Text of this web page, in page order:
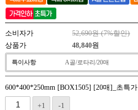
소비자가 52,690원 (7%할인)
상품가
48,840원
특이사항 A골/로타리/20매
600*400*250mm [BOX1505] [20매]_초특가
+1 -1